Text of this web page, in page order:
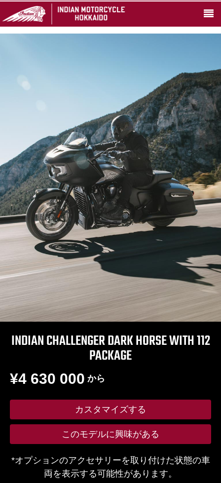
INDIAN CHALLENGER DARK HORSE WITH 112
PACKAGE
から
¥4 630 000
カスタマイズする
このモデルに興味がある
*オプションのアクセサリーを取り付けた状態の車
両を表示する可能性があります。